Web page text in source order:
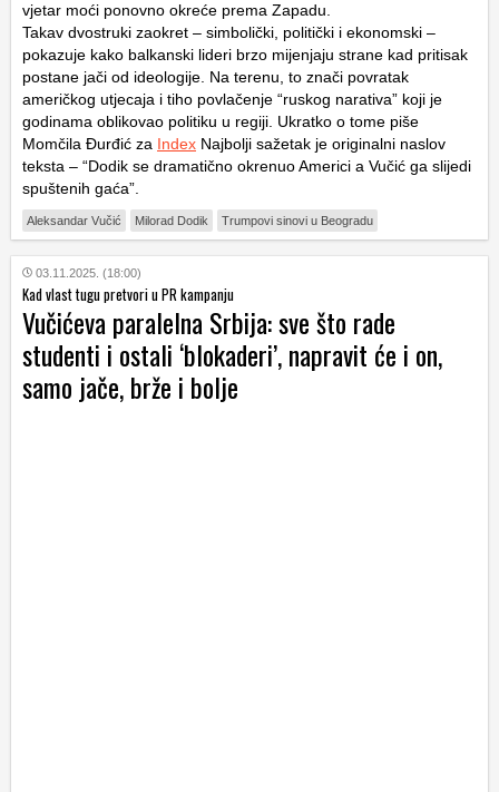
vjetar moći ponovno okreće prema Zapadu.
Takav dvostruki zaokret – simbolički, politički i ekonomski –
pokazuje kako balkanski lideri brzo mijenjaju strane kad pritisak
postane jači od ideologije. Na terenu, to znači povratak
američkog utjecaja i tiho povlačenje “ruskog narativa” koji je
godinama oblikovao politiku u regiji. Ukratko o tome piše
Momčila Đurđić za Index Najbolji sažetak je originalni naslov
teksta – “Dodik se dramatično okrenuo Americi a Vučić ga slijedi
spuštenih gaća”.
Aleksandar Vučić Milorad Dodik Trumpovi sinovi u Beogradu
03.11.2025. (18:00)
Kad vlast tugu pretvori u PR kampanju
Vučićeva paralelna Srbija: sve što rade
studenti i ostali ‘blokaderi’, napravit će i on,
samo jače, brže i bolje